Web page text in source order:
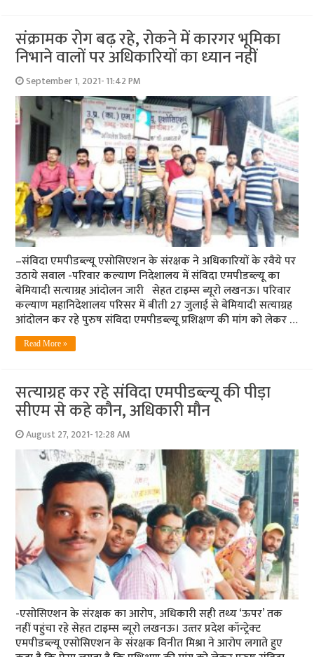
संक्रामक रोग बढ़ रहे, रोकने में कारगर भूमिका
निभाने वालों पर अधिकारियों का ध्‍यान नहीं
September 1, 2021- 11:42 PM
–संविदा एमपीडब्‍ल्‍यू एसोसिएशन के संरक्षक ने अधिकारियों के रवैये पर
उठाये सवाल -परिवार कल्‍याण निदेशालय में संविदा एमपीडब्‍ल्‍यू का
बेमियादी सत्‍याग्रह आंदोलन जारी सेहत टाइम्‍स ब्‍यूरो लखनऊ। परिवार
कल्‍याण महानिदेशालय परिसर में बीती 27 जुलाई से बेमियादी सत्‍याग्रह
आंदोलन कर रहे पुरुष संविदा एमपीडब्‍ल्‍यू प्रशिक्षण की मांग को लेकर …
Read More »
सत्‍याग्रह कर रहे संविदा एमपीडब्‍ल्‍यू की पीड़ा
सीएम से कहे कौन, अधिकारी मौन
August 27, 2021- 12:28 AM
-एसोसिएशन के संरक्षक का आरोप, अधिकारी सही तथ्‍य ‘ऊपर’ तक
नहीं पहुंचा रहे सेहत टाइम्‍स ब्‍यूरो लखनऊ। उत्‍तर प्रदेश कॉन्‍ट्रेक्‍ट
एमपीडब्‍ल्‍यू एसोसिएशन के संरक्षक विनीत मिश्रा ने आरोप लगाते हुए